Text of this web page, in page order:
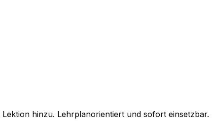
hinzu. Lehrplanorientiert und sofort einsetzbar.